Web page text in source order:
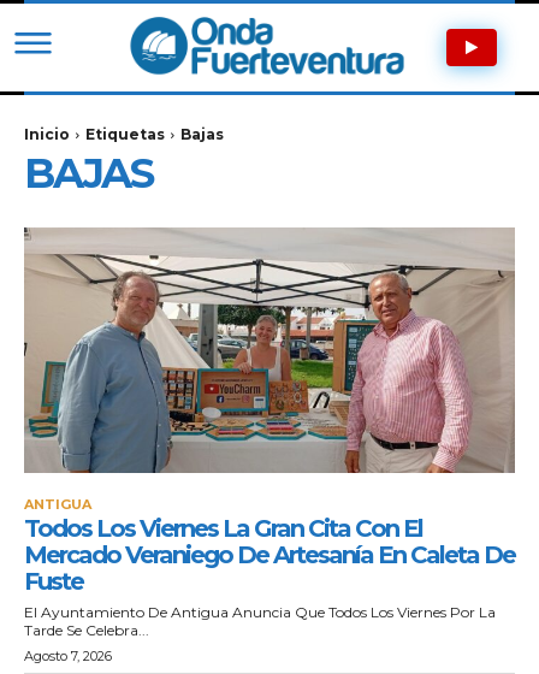
Inicio Etiquetas Bajas
BAJAS
ANTIGUA
Todos Los Viernes La Gran Cita Con El
Mercado Veraniego De Artesanía En Caleta De
Fuste
El Ayuntamiento De Antigua Anuncia Que Todos Los Viernes Por La
Tarde Se Celebra...
Agosto 7, 2026